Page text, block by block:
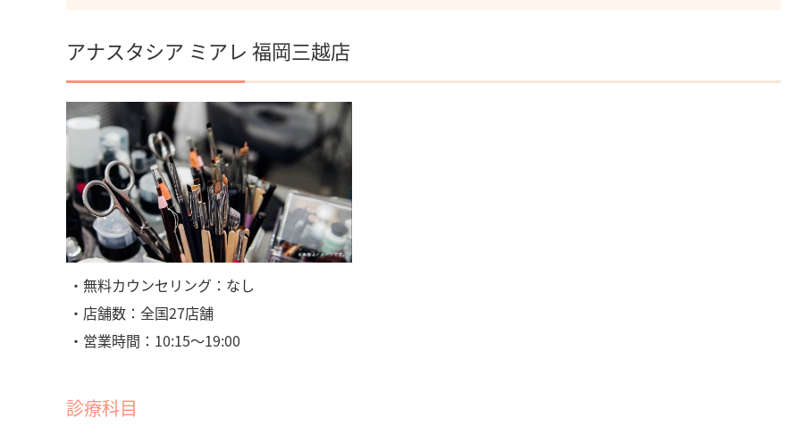
アナスタシア ミアレ 福岡三越店
・無料カウンセリング：なし
・店舗数：全国27店舗
・営業時間：10:15～19:00
診療科目